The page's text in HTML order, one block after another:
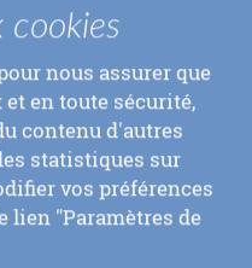
cookies
nous assurer que
en toute sécurité,
contenu d'autres
statistiques sur
vos préférences
lien "Paramètres de